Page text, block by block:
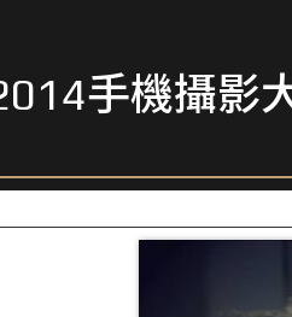
手機攝影